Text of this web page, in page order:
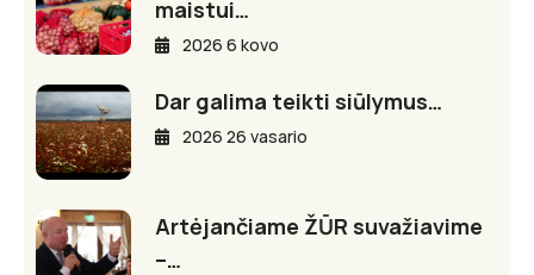
maistui…
2026 6 kovo
Dar galima teikti siūlymus…
2026 26 vasario
Artėjančiame ŽŪR suvažiavime
–…